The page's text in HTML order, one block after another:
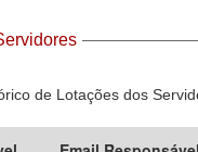
de Lotações dos